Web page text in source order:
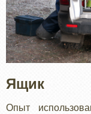
Ящик
Опыт